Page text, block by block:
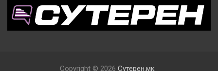
Copyright © 2026 Сутерен.мк